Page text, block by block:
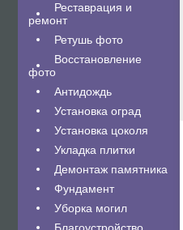
Реставрация и
ремонт
Ретушь фото
Восстановление
фото
Антидождь
Установка оград
Установка цоколя
Укладка плитки
Демонтаж памятника
Фундамент
Уборка могил